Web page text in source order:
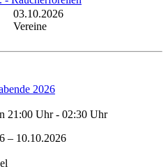
03.10.2026
Vereine
2026
21:00 Uhr - 02:30 Uhr
– 10.10.2026